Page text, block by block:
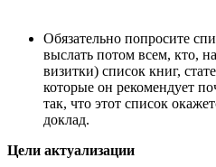
Обязательно попросите
выслать потом всем, кто,
визитки) список книг,
которые он рекомендует
так, что этот список
доклад.
Цели актуализации